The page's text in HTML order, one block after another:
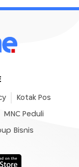
Kotak Pos
MNC Peduli
Bisnis